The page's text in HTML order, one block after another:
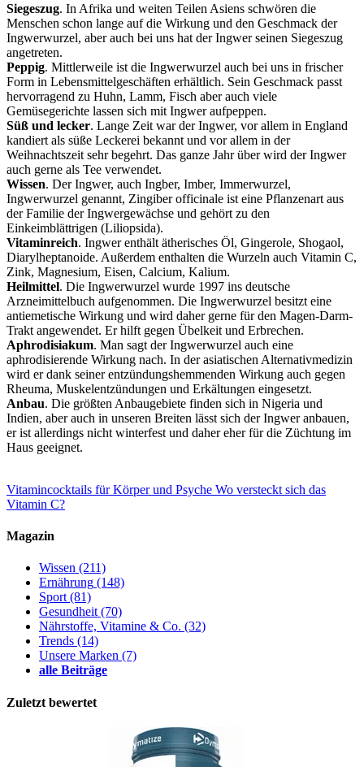
Siegeszug. In Afrika und weiten Teilen Asiens schwören die
Menschen schon lange auf die Wirkung und den Geschmack der
Ingwerwurzel, aber auch bei uns hat der Ingwer seinen Siegeszug
angetreten.
Peppig. Mittlerweile ist die Ingwerwurzel auch bei uns in frischer
Form in Lebensmittelgeschäften erhältlich. Sein Geschmack passt
hervorragend zu Huhn, Lamm, Fisch aber auch viele
Gemüsegerichte lassen sich mit Ingwer aufpeppen.
Süß und lecker. Lange Zeit war der Ingwer, vor allem in England
kandiert als süße Leckerei bekannt und vor allem in der
Weihnachtszeit sehr begehrt. Das ganze Jahr über wird der Ingwer
auch gerne als Tee verwendet.
Wissen. Der Ingwer, auch Ingber, Imber, Immerwurzel,
Ingwerwurzel genannt, Zingiber officinale ist eine Pflanzenart aus
der Familie der Ingwergewächse und gehört zu den
Einkeimblättrigen (Liliopsida).
Vitaminreich. Ingwer enthält ätherisches Öl, Gingerole, Shogaol,
Diarylheptanoide. Außerdem enthalten die Wurzeln auch Vitamin C,
Zink, Magnesium, Eisen, Calcium, Kalium.
Heilmittel. Die Ingwerwurzel wurde 1997 ins deutsche
Arzneimittelbuch aufgenommen. Die Ingwerwurzel besitzt eine
antiemetische Wirkung und wird daher gerne für den Magen-Darm-
Trakt angewendet. Er hilft gegen Übelkeit und Erbrechen.
Aphrodisiakum. Man sagt der Ingwerwurzel auch eine
aphrodisierende Wirkung nach. In der asiatischen Alternativmedizin
wird er dank seiner entzündungshemmenden Wirkung auch gegen
Rheuma, Muskelentzündungen und Erkältungen eingesetzt.
Anbau. Die größten Anbaugebiete finden sich in Nigeria und
Indien, aber auch in unseren Breiten lässt sich der Ingwer anbauen,
er ist allerdings nicht winterfest und daher eher für die Züchtung im
Haus geeignet.
Vitamincocktails für Körper und Psyche Wo versteckt sich das
Vitamin C?
Magazin
Wissen (211)
Ernährung (148)
Sport(81)
Gesundheit(70)
Nährstoffe, Vitamine & Co. (32)
Trends (14)
Unsere Marken (7)
alle Beiträge
Zuletzt bewertet